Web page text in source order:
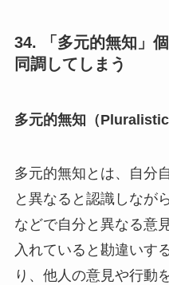
34. 「多元的無知」
同調してしまう
多元的無知（
多元的無知とは、自分
と異なると認識しなが
などで自分と異なる意
入れていると勘違いす
り、他人の意見や行動